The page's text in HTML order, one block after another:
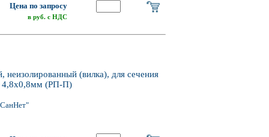
Цена по запросу
в руб. с НДС
(вилка), для сечения
4,8х0,8мм (РП-П)